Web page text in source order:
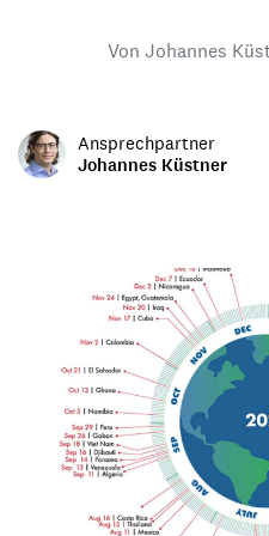
Von Johannes
Ansprechpartner
Johannes Küstner